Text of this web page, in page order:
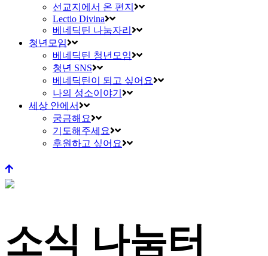
선교지에서 온 편지
Lectio Divina
베네딕틴 나눔자리
청년모임
베네딕틴 청년모임
청년 SNS
베네딕틴이 되고 싶어요
나의 성소이야기
세상 안에서
궁금해요
기도해주세요
후원하고 싶어요
소식 나눔터